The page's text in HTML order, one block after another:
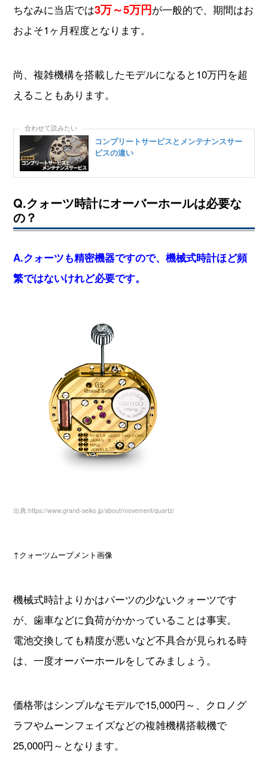
ちなみに当店では3万～5万円が一般的で、期間はお
およそ1ヶ月程度となります。
尚、複雑機構を搭載したモデルになると10万円を超
えることもあります。
コンプリートサービスとメンテナンスサー
ビスの違い
Q.クォーツ時計にオーバーホールは必要な
の？
A.クォーツも精密機器ですので、機械式時計ほど頻
繁ではないけれど必要です。
出典:https://www.grand-seiko.jp/about/movement/quartz/
↑クォーツムーブメント画像
機械式時計よりかはパーツの少ないクォーツです
が、歯車などに負荷がかかっていることは事実。
電池交換しても精度が悪いなど不具合が見られる時
は、一度オーバーホールをしてみましょう。
価格帯はシンプルなモデルで15,000円～、クロノグ
ラフやムーンフェイズなどの複雑機構搭載機で
25,000円～となります。